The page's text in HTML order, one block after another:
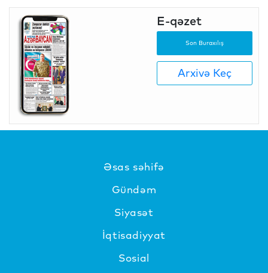
E-qəzet
Son Buraxılış
Arxivə Keç
Əsas səhifə
Gündəm
Siyasət
İqtisadiyyat
Sosial